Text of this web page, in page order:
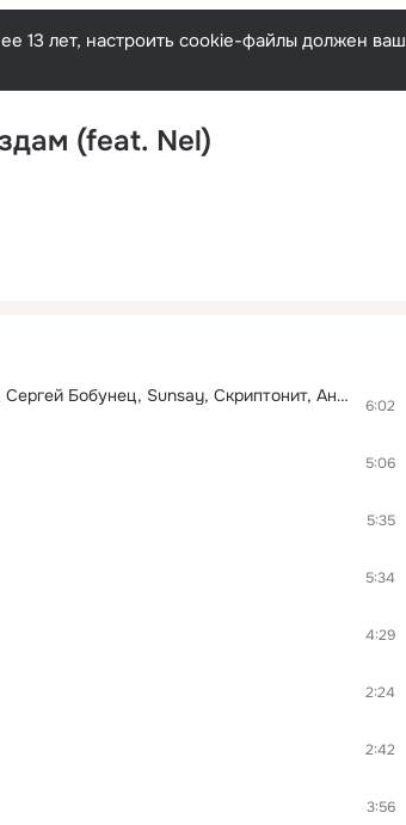
13 лет, настроить cookie-файлы должен ваш
(feat. Nel)
Сансара (feat. Диана Арбенина, Александр Ф. Скляр, Сергей Бобунец, Sunsay, Скриптонит, Ант (25/17) 6:02
5:06
5:35
5:34
4:29
2:24
2:42
3:56